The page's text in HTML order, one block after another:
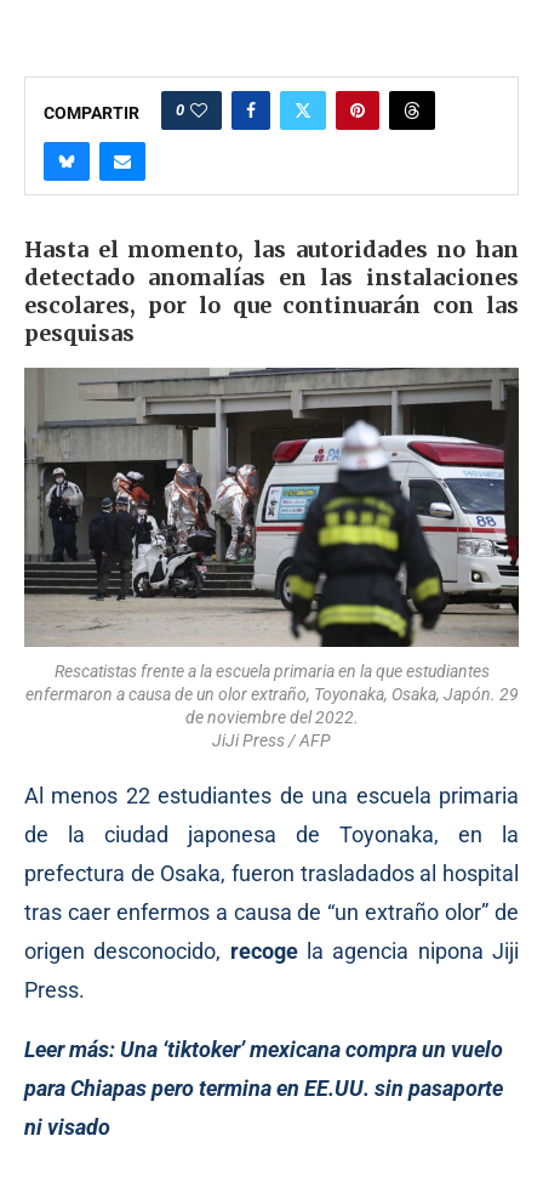
COMPARTIR 0
Hasta el momento, las autoridades no han
detectado anomalías en las instalaciones
escolares, por lo que continuarán con las
pesquisas
Rescatistas frente a la escuela primaria en la que estudiantes
enfermaron a causa de un olor extraño, Toyonaka, Osaka, Japón. 29
de noviembre del 2022.
JiJi Press / AFP
Al menos 22 estudiantes de una escuela primaria
de la ciudad japonesa de Toyonaka, en la
prefectura de Osaka, fueron trasladados al hospital
tras caer enfermos a causa de “un extraño olor” de
origen desconocido, recogela agencia nipona Jiji
Press.
Leer más:Una ‘tiktoker’ mexicana compra un vuelo
para Chiapas pero termina en EE.UU. sin pasaporte
ni visado